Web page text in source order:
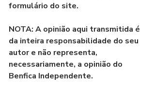
formulário do site.
NOTA: A opinião aqui transmitida é
da inteira responsabilidade do seu
autor e não representa,
necessariamente, a opinião do
Benfica Independente.